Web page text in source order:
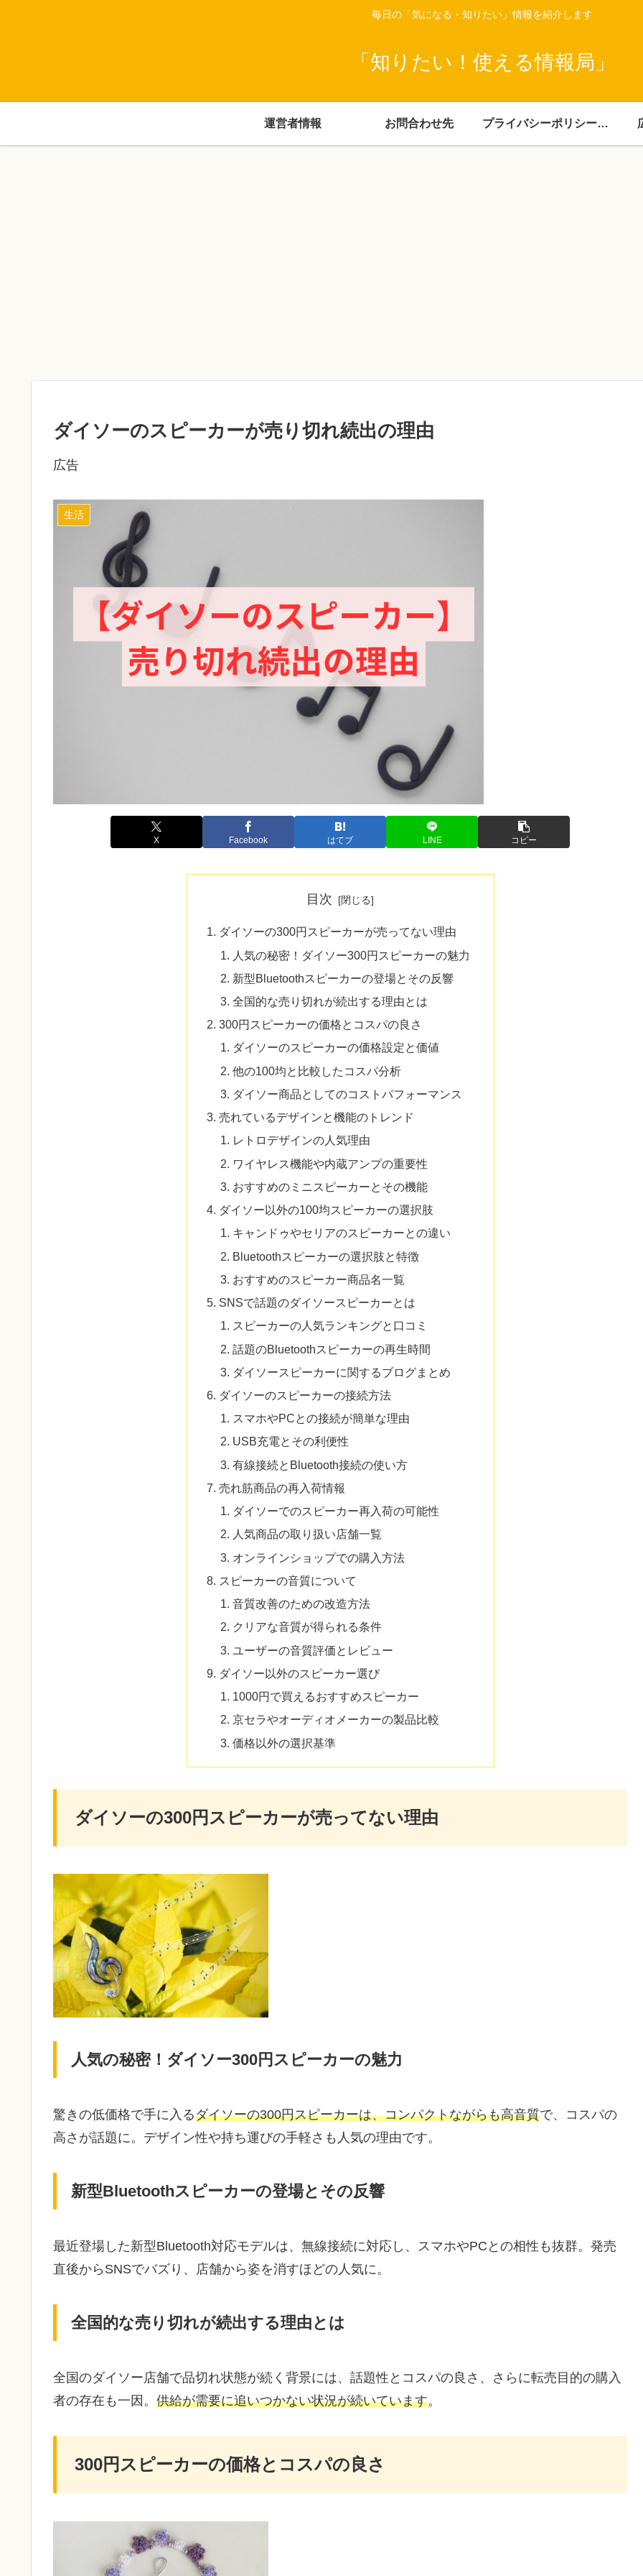
毎日の「気になる・知りたい」情報を紹介します
「知りたい！使える情報局」
運営者情報 お問合わせ先 プライバシーポリシー・免責事項
ダイソーのスピーカーが売り切れ続出の理由
広告
生活
X Facebook はてブ LINE コピー
目次
ダイソーの300円スピーカーが売ってない理由
人気の秘密！ダイソー300円スピーカーの魅力
新型Bluetoothスピーカーの登場とその反響
全国的な売り切れが続出する理由とは
300円スピーカーの価格とコスパの良さ
ダイソーのスピーカーの価格設定と価値
他の100均と比較したコスパ分析
ダイソー商品としてのコストパフォーマンス
売れているデザインと機能のトレンド
レトロデザインの人気理由
ワイヤレス機能や内蔵アンプの重要性
おすすめのミニスピーカーとその機能
ダイソー以外の100均スピーカーの選択肢
キャンドゥやセリアのスピーカーとの違い
Bluetoothスピーカーの選択肢と特徴
おすすめのスピーカー商品名一覧
SNSで話題のダイソースピーカーとは
スピーカーの人気ランキングと口コミ
話題のBluetoothスピーカーの再生時間
ダイソースピーカーに関するブログまとめ
ダイソーのスピーカーの接続方法
スマホやPCとの接続が簡単な理由
USB充電とその利便性
有線接続とBluetooth接続の使い方
売れ筋商品の再入荷情報
ダイソーでのスピーカー再入荷の可能性
人気商品の取り扱い店舗一覧
オンラインショップでの購入方法
スピーカーの音質について
音質改善のための改造方法
クリアな音質が得られる条件
ユーザーの音質評価とレビュー
ダイソー以外のスピーカー選び
1000円で買えるおすすめスピーカー
京セラやオーディオメーカーの製品比較
価格以外の選択基準
ダイソーの300円スピーカーが売ってない理由
人気の秘密！ダイソー300円スピーカーの魅力
驚きの低価格で手に入るダイソーの300円スピーカーは、コンパクトながらも高音質で、コスパの
高さが話題に。デザイン性や持ち運びの手軽さも人気の理由です。
新型Bluetoothスピーカーの登場とその反響
最近登場した新型Bluetooth対応モデルは、無線接続に対応し、スマホやPCとの相性も抜群。発売
直後からSNSでバズり、店舗から姿を消すほどの人気に。
全国的な売り切れが続出する理由とは
全国のダイソー店舗で品切れ状態が続く背景には、話題性とコスパの良さ、さらに転売目的の購入
者の存在も一因。 供給が需要に追いつかない状況が続いています。
300円スピーカーの価格とコスパの良さ